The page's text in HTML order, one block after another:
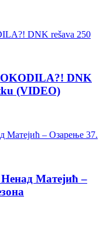
DNK
(VIDEO)
Матејић –